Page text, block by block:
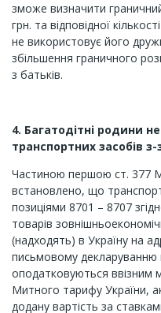
зможе визначити
грн. та відповідної
не використовує його
збільшення граничного
з батьків.
4. Багатодітні родини
транспортних засобів
Частиною першою ст. 377
встановлено, що
позиціями 8701 – 8707
товарів
(надходять) в Україну на
письмовому
оподатковуються ввізним
Митного тарифу України,
додану вартість за